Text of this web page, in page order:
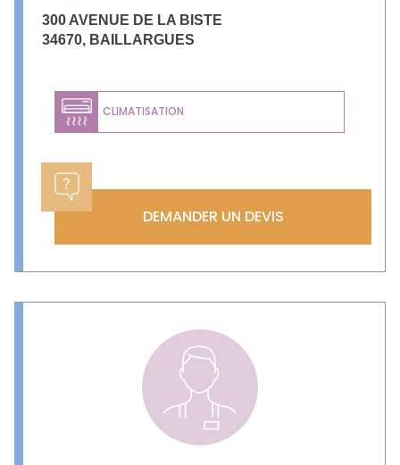
300 AVENUE DE LA BISTE
34670, BAILLARGUES
CLIMATISATION
DEMANDER UN DEVIS